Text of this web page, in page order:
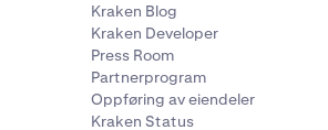
Kraken Blog
Kraken Developer
Press Room
Partnerprogram
Oppføring av eiendeler
Kraken Status